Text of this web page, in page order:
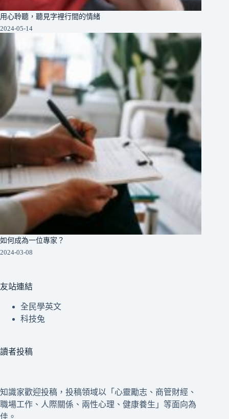
用心聆聽，聽見字裡行間的情緒
2024-05-14
如何成為一位專家？
2024-03-08
友站連結
全民學英文
科技兔
讀者投稿
知識家歡迎投稿，投稿領域以「心靈勵志、商管財經、
職場工作、人際關係、兩性心理、健康養生」等面向為
佳。